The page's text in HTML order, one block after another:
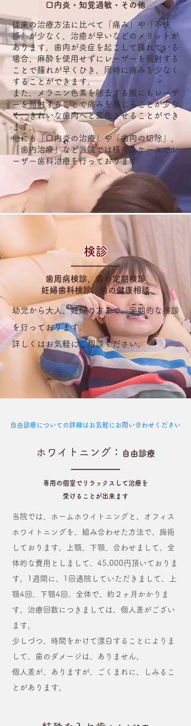
口内炎・知覚過敏・その他
従来の治療方法に比べて「痛み」や「不快
感」が少なく、治癒が早いなどのメリットが
あります。歯肉が炎症を起こして腫れている
場合、麻酔を使用せずにレーザーを照射する
ことで腫れが早くひき、同時に痛みを少なく
することができます。
また、メラニン色素を除去する際にもレーザ
ーを照射することで痛みを感じることが少な
く、きれいな歯肉へと変化させることができ
ます。
他にも「口内炎の治療」や「歯肉の切除」、
「歯内治療」など当院では様々なケースでレ
ーザー歯科治療を行っております
​検診
歯周病検診、歯の定期検診
妊婦歯科検診、歯の健康相談
幼児から大人、妊婦の方まで、定期的な検診
を行っております。
​詳しくはお気軽にご相談ください。
自由診療についての詳細はお気軽にお問い合わせください
ホワイトニング ： 自由診療
専用の個室でリラックスして治療を
受けることが出来ます
当院では、ホームホワイトニングと、オフィス
ホワイトニングを、組み合わせた方法で、施術
しております。上顎、下顎、合わせまして、全
体的な費用としまして、45,000円頂いておりま
す。1週間に、1回通院していただきまして、上
顎4回、下顎4回、全体で、約２ヶ月かかりま
す。治療回数につきましては、個人差がござい
ます。
少しづつ、時間をかけて漂白することによりま
して、歯のダメージは、ありません。
個人差が、ありますが、ごくまれに、しみるこ
とがあります。